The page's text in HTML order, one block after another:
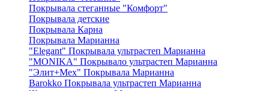
Покрывала стеганные "Комфорт"
Покрывала детские
Покрывала Карна
Покрывала Марианна
"Elegant" Покрывала ультрастеп Марианна
"MONIKA" Покрывало ультрастеп Марианна
"Элит+Мех" Покрывала Марианна
Barokko Покрывала ультрастеп Марианна